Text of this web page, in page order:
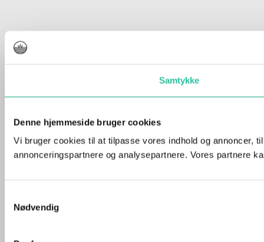
Samtykke
Denne hjemmeside bruger cookies
Vi bruger cookies til at tilpasse vores indhold og annoncer,
annonceringspartnere og analysepartnere. Vores partnere
Nødvendig